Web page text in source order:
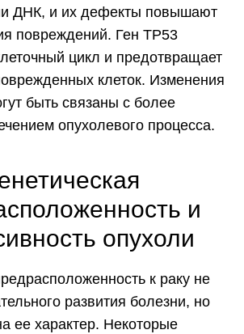
ДНК, и их дефекты повышают
повреждений. Ген TP53
цикл и предотвращает
клеток. Изменения
быть связаны с более
опухолевого процесса.
и
опухоли
к раку не
развития болезни, но
ее характер. Некоторые